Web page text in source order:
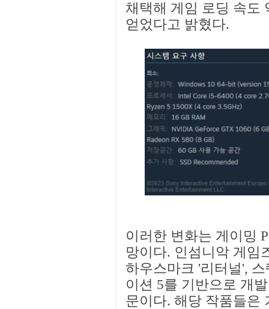
채택해 게임 로딩 속도
얻었다고 밝혔다.
이러한 변화는 게이밍
망이다. 인섬니악 게임
하우스마크 '리터널',
이션 5를 기반으로 개
문이다. 해당 작품들은